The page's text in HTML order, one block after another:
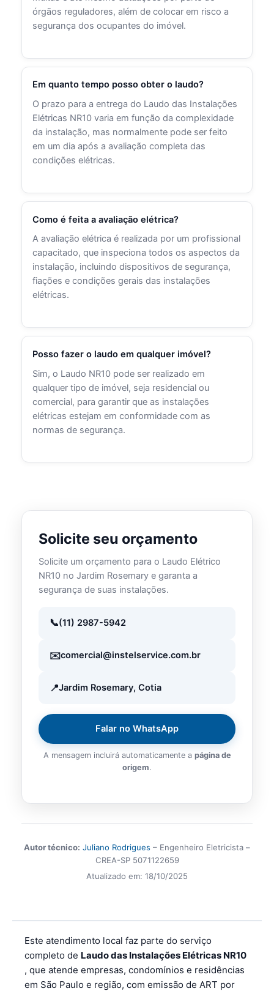
órgãos reguladores, além de colocar em risco a
segurança dos ocupantes do imóvel.
Em quanto tempo posso obter o laudo?
O prazo para a entrega do Laudo das Instalações
Elétricas NR10 varia em função da complexidade
da instalação, mas normalmente pode ser feito
em um dia após a avaliação completa das
condições elétricas.
Como é feita a avaliação elétrica?
A avaliação elétrica é realizada por um profissional
capacitado, que inspeciona todos os aspectos da
instalação, incluindo dispositivos de segurança,
fiações e condições gerais das instalações
elétricas.
Posso fazer o laudo em qualquer imóvel?
Sim, o Laudo NR10 pode ser realizado em
qualquer tipo de imóvel, seja residencial ou
comercial, para garantir que as instalações
elétricas estejam em conformidade com as
normas de segurança.
Solicite seu orçamento
Solicite um orçamento para o Laudo Elétrico
NR10 no Jardim Rosemary e garanta a
segurança de suas instalações.
(11) 2987-5942
comercial@instelservice.com.br
Jardim Rosemary, Cotia
Falar no WhatsApp
A mensagem incluirá automaticamente a página de
origem.
Autor técnico: Juliano Rodrigues – Engenheiro Eletricista –
CREA-SP 5071122659
Atualizado em: 18/10/2025
Este atendimento local faz parte do serviço
completo de Laudo das Instalações Elétricas NR10
, que atende empresas, condomínios e residências
em São Paulo e região, com emissão de ART por